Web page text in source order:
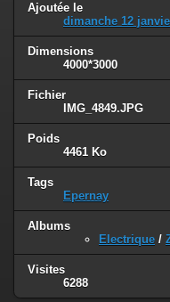
Ajoutée le
dimanche 12
Dimensions
4000*3000
Fichier
IMG_4849.JPG
Poids
4461 Ko
Tags
Epernay
Albums
Electrique /
Visites
6288